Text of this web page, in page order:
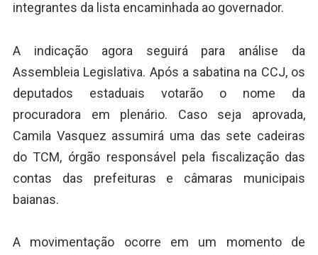
integrantes da lista encaminhada ao governador.
A indicação agora seguirá para análise da
Assembleia Legislativa. Após a sabatina na CCJ, os
deputados estaduais votarão o nome da
procuradora em plenário. Caso seja aprovada,
Camila Vasquez assumirá uma das sete cadeiras
do TCM, órgão responsável pela fiscalização das
contas das prefeituras e câmaras municipais
baianas.
A movimentação ocorre em um momento de